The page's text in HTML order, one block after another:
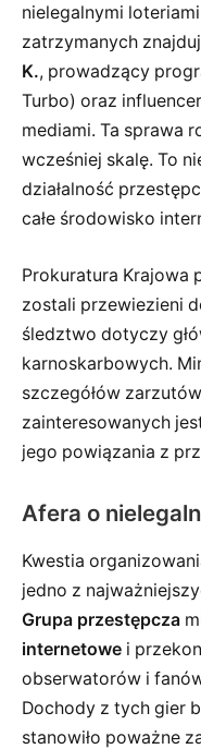
nielegalnymi
zatrzymanych
K., prowadzący
Turbo) oraz
mediami. Ta sprawa
wcześniej skalę. To
działalność
całe środowisko
Prokuratura Krajowa
zostali przewiezieni
śledztwo dotyczy
karnoskarbowych.
szczegółów
zainteresowanych
jego powiązania z
Afera o
Kwestia
jedno z
Grupa przestępcza
internetowe i
obserwatorów i
Dochody z tych gier
stanowiło poważne